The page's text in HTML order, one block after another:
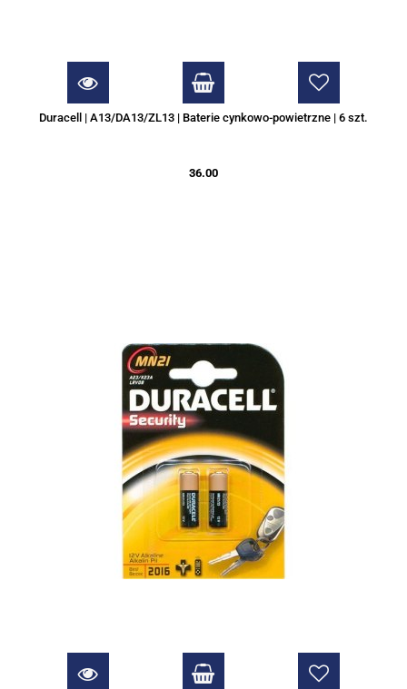
Duracell | A13/DA13/ZL13 | Baterie cynkowo-powietrzne | 6 szt.
36.00